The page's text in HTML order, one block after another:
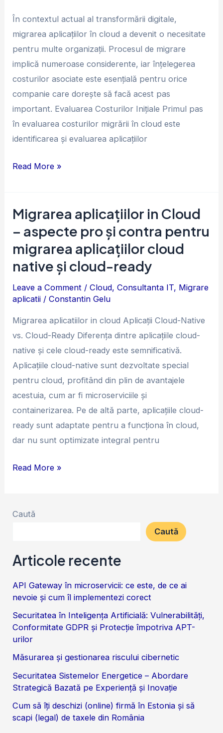
În contextul actual al transformării digitale,
migrarea aplicațiilor în cloud a devenit o necesitate
pentru multe organizații. Procesul de migrare
implică numeroase considerente, iar înțelegerea
costurilor asociate este esențială pentru orice
companie care dorește să facă acest pas
important. Evaluarea Costurilor Inițiale Primul pas
în evaluarea costurilor migrării în cloud este
identificarea și evaluarea aplicațiilor
Read More »
Migrarea aplicațiilor in Cloud
– aspecte pro și contra pentru
migrarea aplicațiilor cloud
native și cloud-ready
Leave a Comment /Cloud,Consultanta IT, Migrare
aplicatii /Constantin Gelu
Migrarea aplicatiilor in cloud Aplicații Cloud-Native
vs. Cloud-Ready Diferența dintre aplicațiile cloud-
native și cele cloud-ready este semnificativă.
Aplicațiile cloud-native sunt dezvoltate special
pentru cloud, profitând din plin de avantajele
acestuia, cum ar fi microserviciile și
containerizarea. Pe de altă parte, aplicațiile cloud-
ready sunt adaptate pentru a funcționa în cloud,
dar nu sunt optimizate integral pentru
Migrarea
aplicațiilor
Cloud
–
aspecte
pro
și
contra
pentru
migrarea
aplicațiilor
cloud
native
și
cloud-
Read More »
Caută
Caută
Articole recente
API Gateway în microservicii: ce este, de ce ai
nevoie și cum îl implementezi corect
Securitatea în Inteligența Artificială: Vulnerabilități,
Conformitate GDPR și Protecție împotriva APT-
urilor
Măsurarea și gestionarea riscului cibernetic
Securitatea Sistemelor Energetice – Abordare
Strategică Bazată pe Experiență și Inovație
Cum să îți deschizi (online) firmă în Estonia și să
scapi (legal) de taxele din România